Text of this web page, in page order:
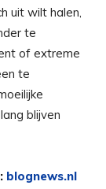
uit wilt halen,
te
of extreme
te
blijven
blognews.nl